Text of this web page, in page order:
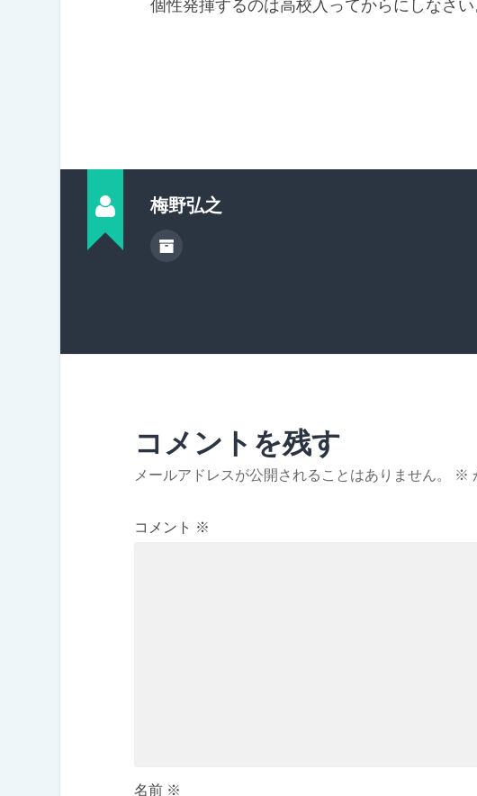
個性発揮するのは高校入ってからにしなさい
梅野弘之
コメントを残す
メールアドレスが公開されることはありません。 ※
コメント ※
名前 ※